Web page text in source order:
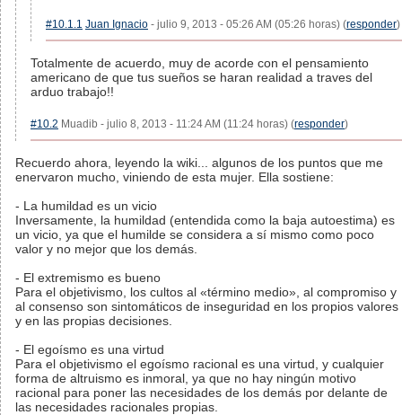
#10.1.1 Juan Ignacio - julio 9, 2013 - 05:26 AM (05:26 horas) (responder)
Totalmente de acuerdo, muy de acorde con el pensamiento
americano de que tus sueños se haran realidad a traves del
arduo trabajo!!
#10.2 Muadib - julio 8, 2013 - 11:24 AM (11:24 horas) (responder)
Recuerdo ahora, leyendo la wiki... algunos de los puntos que me
enervaron mucho, viniendo de esta mujer. Ella sostiene:
- La humildad es un vicio
Inversamente, la humildad (entendida como la baja autoestima) es
un vicio, ya que el humilde se considera a sí mismo como poco
valor y no mejor que los demás.
- El extremismo es bueno
Para el objetivismo, los cultos al «término medio», al compromiso y
al consenso son sintomáticos de inseguridad en los propios valores
y en las propias decisiones.
- El egoísmo es una virtud
Para el objetivismo el egoísmo racional es una virtud, y cualquier
forma de altruismo es inmoral, ya que no hay ningún motivo
racional para poner las necesidades de los demás por delante de
las necesidades racionales propias.